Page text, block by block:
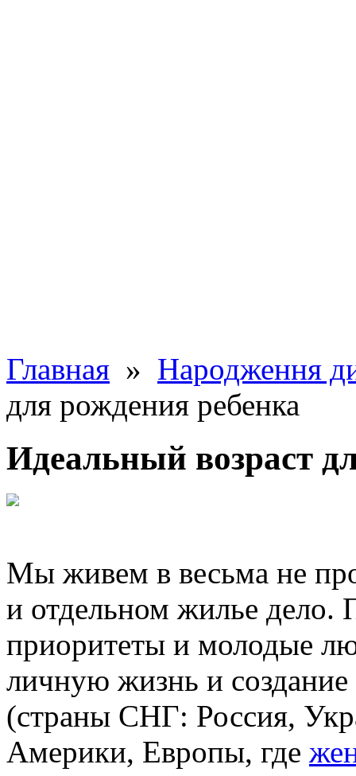
Главная » Народження
для рождения ребенка
Идеальный возраст
Мы живем в весьма не
и отдельном жилье дело.
приоритеты и молодые
личную жизнь и
(страны СНГ: Россия,
Америки, Европы, где